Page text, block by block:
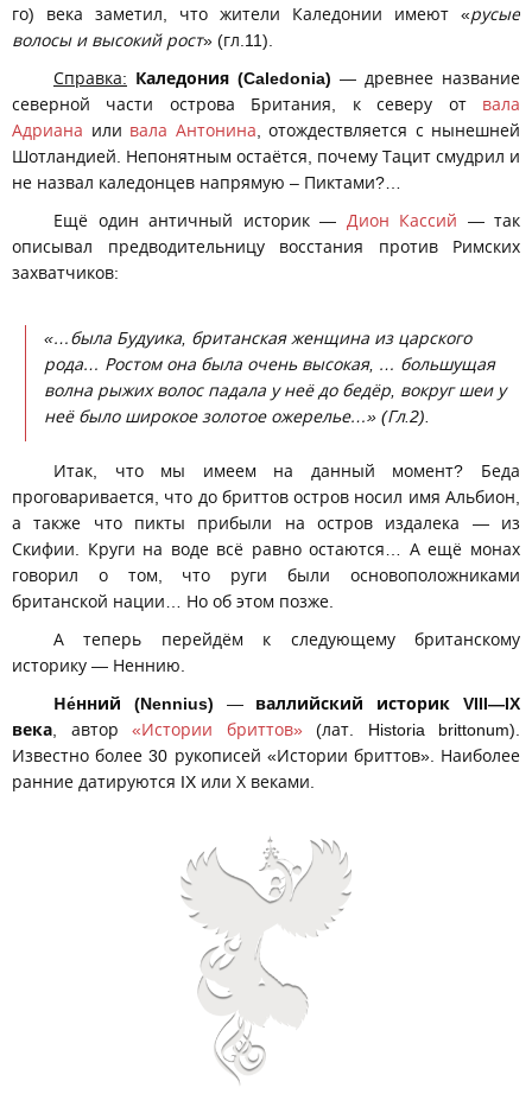
го) века заметил, что жители Каледонии имеют «русые
волосы и высокий рост» (гл.11).
Справка: Каледония (Caledonia) — древнее название
северной части острова Британия, к северу от вала
Адриана или вала Антонина, отождествляется с нынешней
Шотландией. Непонятным остаётся, почему Тацит смудрил и
не назвал каледонцев напрямую – Пиктами?…
Ещё один античный историк — Дион Кассий — так
описывал предводительницу восстания против Римских
захватчиков:
«…была Будуика, британская женщина из царского
рода… Ростом она была очень высокая, … большущая
волна рыжих волос падала у неё до бедёр, вокруг шеи у
неё было широкое золотое ожерелье…» (Гл.2).
Итак, что мы имеем на данный момент? Беда
проговаривается, что до бриттов остров носил имя Альбион,
а также что пикты прибыли на остров издалека — из
Скифии. Круги на воде всё равно остаются… А ещё монах
говорил о том, что руги были основоположниками
британской нации… Но об этом позже.
А теперь перейдём к следующему британскому
историку — Неннию.
Не́нний (Nennius) — валлийский историк VIII—IX
века , автор «Истории бриттов»(лат. Historia brittonum).
Известно более 30 рукописей «Истории бриттов». Наиболее
ранние датируются IX или Х веками.